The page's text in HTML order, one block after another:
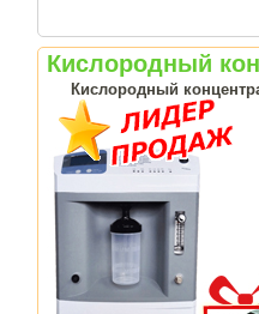
Кислородный
Кислородный